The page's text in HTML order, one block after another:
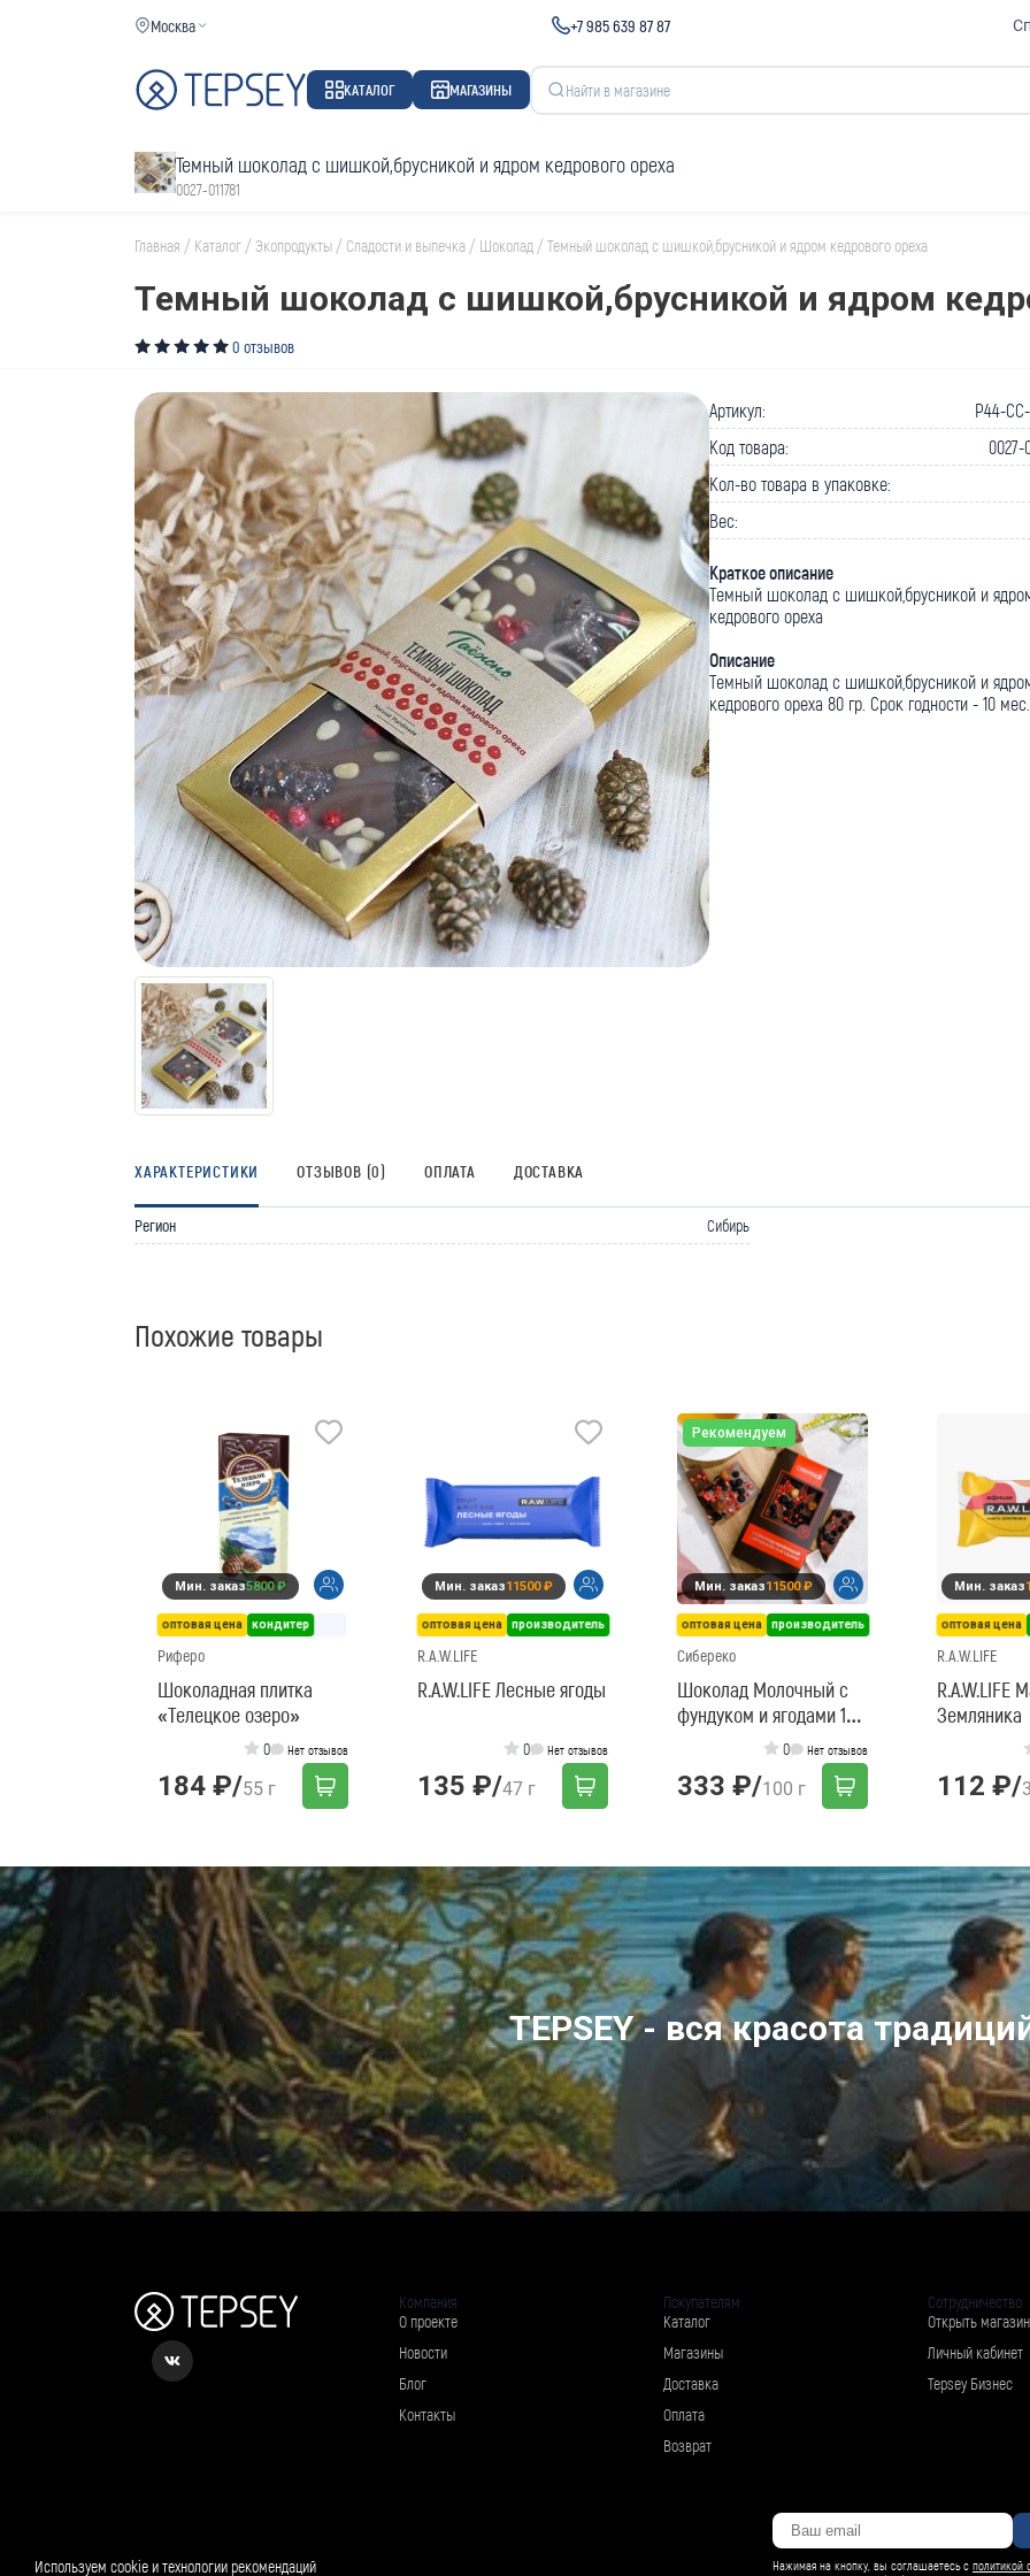
Москва +7 985 639 87 87
КАТАЛОГ МАГАЗИНЫ
Темный шоколад с шишкой,брусникой и ядром кедрового ореха
0027-011781
Главная / Каталог /Экопродукты / Сладости и выпечка / Шоколад /Темный шоколад с шишкой,брусникой и ядром кедрового ореха
Темный шоколад с шишкой,брусникой и ядром
0 отзывов
Артикул:
P44-
Код товара:
0027-
Кол-во товара в упаковке:
Вес:
Краткое описание
Темный шоколад с шишкой,брусникой и
кедрового ореха
Описание
Темный шоколад с шишкой,брусникой и
кедрового ореха 80 гр. Срок годности - 10 мес.
ХАРАКТЕРИСТИКИ ОТЗЫВОВ (0) ОПЛАТА ДОСТАВКА
Регион Сибирь
Похожие товары
Мин. заказ5800 ₽
оптовая цена кондитер
Риферо
Шоколадная плитка
«Телецкое озеро»
0 Нет отзывов
184 ₽/55 г
Мин. заказ11500 ₽
оптовая цена производитель
R.A.W.LIFE
R.A.W.LIFE Лесные ягоды
0 Нет отзывов
135 ₽/47 г
Рекомендуем
Мин. заказ11500 ₽
оптовая цена производитель
Сибереко
Шоколад Молочный с
фундуком и ягодами 100
г СибирьЭко 0 Нет отзывов
333 ₽/100 г
Мин. заказ
оптовая цена
R.A.W.LIFE
R.A.W.LIFE
Земляника
112 ₽/
TEPSEY - вся красота
Компания
О проекте
Новости
Блог
Контакты
Покупателям
Каталог
Магазины
Доставка
Оплата
Возврат
Сотрудничество
Открыть магазин
Личный кабинет
Tepsey Бизнес
Рассылка о вкусном и полезном Нажимая на кнопку, вы соглашаетесь с политикой
Используем cookie и технологии рекомендаций